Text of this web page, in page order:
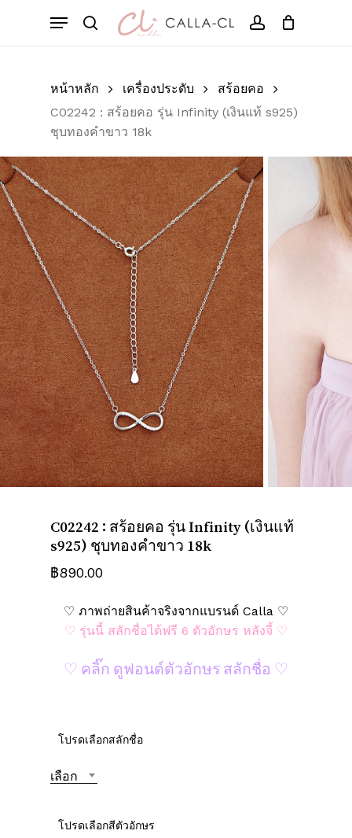
search account
Menu
Cart
หน้าหลัก เครื่องประดับ
สร้อยคอ
C02242 : สร้อยคอ รุ่น Infinity (เงินแท้ s925)
ชุบทองคำขาว 18k
C02242 : สร้อยคอ รุ่น Infinity (เงินแท้
s925) ชุบทองคำขาว 18k
฿890.00
♡ ภาพถ่ายสินค้าจริงจากแบรนด์ Calla ♡
♡ รุ่นนี้ สลักชื่อได้ฟรี 6 ตัวอักษร หลังจี้ ♡
♡ คลิ๊ก ดูฟอนต์ตัวอักษร สลักชื่อ ♡
โปรดเลือกสลักชื่อ
เลือก
โปรดเลือกสีตัวอักษร
มาเป็นคนแรกที่วิจารณ์
Infinity (เงินแท้ s925)
ชุบทองคำขาว 18k”
อีเมลของคุณจะไม่แสดงให้คนอื่นเห็น
ช่องข้อมูลจำเป็นถูกทำเครื่องหมาย*
การให้คะแนนของคุณ*
บทวิจารณ์ของคุณ*
ชื่อ*
อีเมล*
บันทึกชื่อ, อีเมล และชื่อเว็บไซต์ของฉัน
บนเบราว์เซอร์นี้ สำหรับการแสดงความเห็น
ครั้งถัดไป